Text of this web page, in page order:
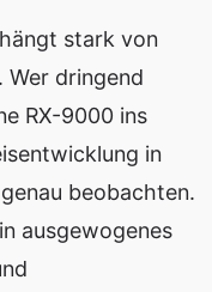
stark von
Wer dringend
RX-9000 ins
in
beobachten.
ausgewogenes